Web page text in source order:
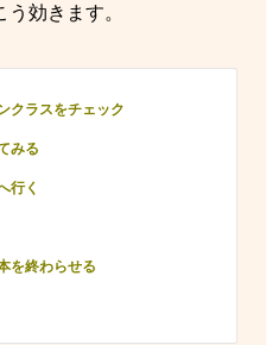
効きます。
クラスをチェック
みる
行く
を終わらせる